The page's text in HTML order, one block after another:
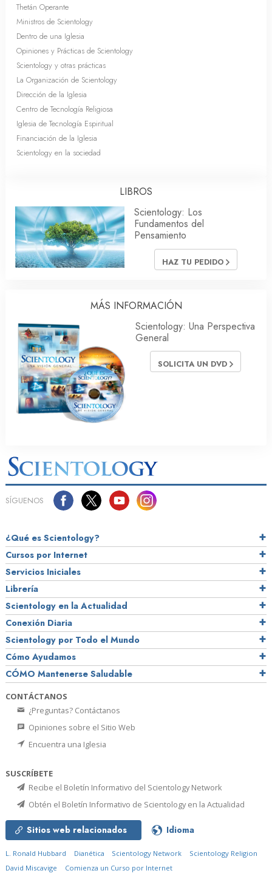
Thetán Operante
Ministros de Scientology
Dentro de una Iglesia
Opiniones y Prácticas de Scientology
Scientology y otras prácticas
La Organización de Scientology
Dirección de la Iglesia
Centro de Tecnología Religiosa
Iglesia de Tecnología Espiritual
Financiación de la Iglesia
Scientology en la sociedad
LIBROS
Scientology: Los
Fundamentos del
Pensamiento
HAZ TU PEDIDO
MÁS INFORMACIÓN
Scientology: Una Perspectiva
General
SOLICITA UN DVD
SÍGUENOS
¿Qué es Scientology?
Cursos por Internet
Servicios Iniciales
Librería
Scientology en la Actualidad
Conexión Diaria
Scientology por Todo el Mundo
Cómo Ayudamos
CÓMO Mantenerse Saludable
CONTÁCTANOS
¿Preguntas? Contáctanos
Opiniones sobre el Sitio Web
Encuentra una Iglesia
SUSCRÍBETE
Recibe el Boletín Informativo del Scientology Network
Obtén el Boletín Informativo de Scientology en la Actualidad
Sitios web relacionados Idioma
L. Ronald Hubbard Dianética Scientology Network
Scientology Religion
David Miscavige
Comienza un Curso por Internet